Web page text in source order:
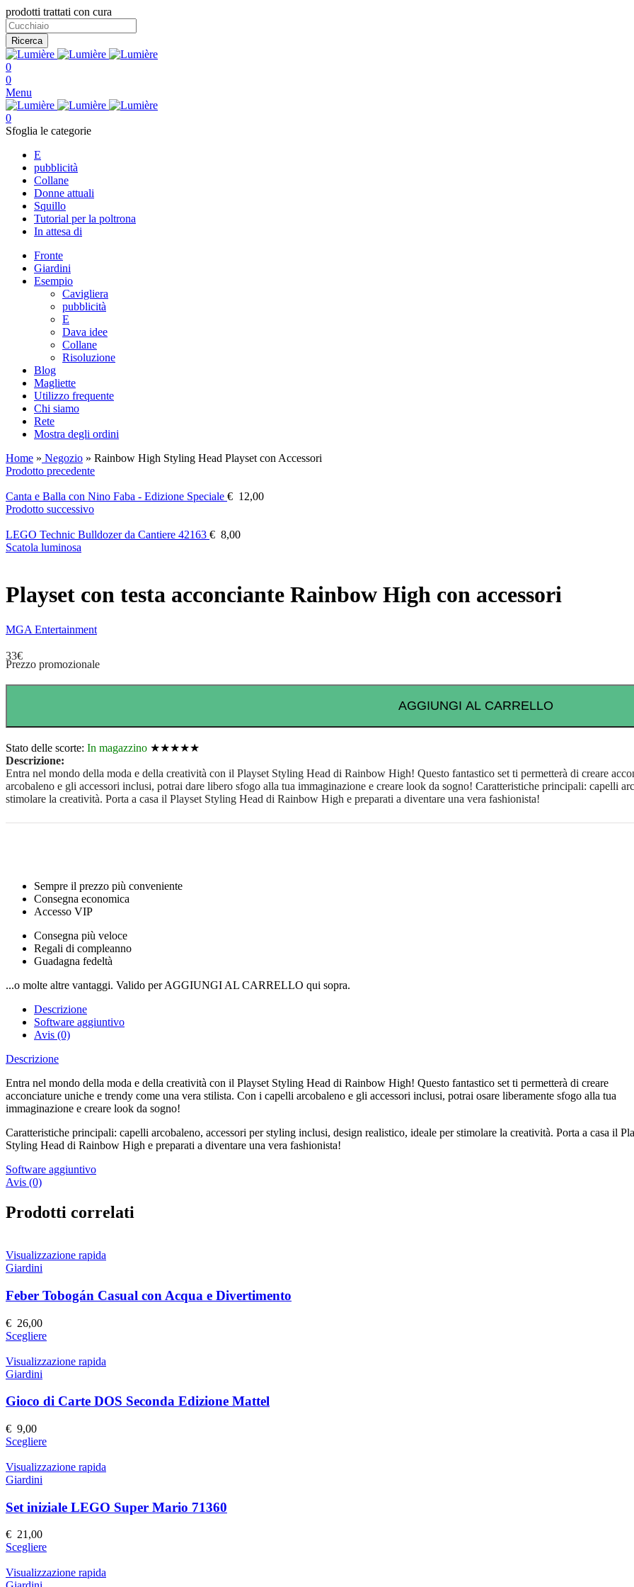
prodotti trattati con cura
Ricerca
0
0
Menu
0
Sfoglia le categorie
E
pubblicità
Collane
Donne attuali
Squillo
Tutorial per la poltrona
In attesa di
Fronte
Giardini
Esempio
Cavigliera
pubblicità
E
Dava idee
Collane
Risoluzione
Blog
Magliette
Utilizzo frequente
Chi siamo
Rete
Mostra degli ordini
Home » Negozio » Rainbow High Styling Head Playset con Accessori
Prodotto precedente
Canta e Balla con Nino Faba - Edizione Speciale € 12,00
Prodotto successivo
LEGO Technic Bulldozer da Cantiere 42163 € 8,00
Scatola luminosa
Playset con testa acconciante Rainbow High con accessori
MGA Entertainment
33€
Prezzo promozionale
AGGIUNGI AL CARRELLO
Stato delle scorte: In magazzino ★★★★★
Descrizione:
Entra nel mondo della moda e della creatività con il Playset Styling Head di Rainbow High! Questo fantastico set ti permetterà di creare
arcobaleno e gli accessori inclusi, potrai dare libero sfogo alla tua immaginazione e creare look da sogno! Caratteristiche principali: capelli
stimolare la creatività. Porta a casa il Playset Styling Head di Rainbow High e preparati a diventare una vera fashionista!
Sempre il prezzo più conveniente
Consegna economica
Accesso VIP
Consegna più veloce
Regali di compleanno
Guadagna fedeltà
...o molte altre vantaggi. Valido per AGGIUNGI AL CARRELLO qui sopra.
Descrizione
Software aggiuntivo
Avis (0)
Descrizione
Entra nel mondo della moda e della creatività con il Playset Styling Head di Rainbow High! Questo fantastico set ti permetterà di creare
acconciature uniche e trendy come una vera stilista. Con i capelli arcobaleno e gli accessori inclusi, potrai osare liberamente sfogo alla tua
immaginazione e creare look da sogno!
Caratteristiche principali: capelli arcobaleno, accessori per styling inclusi, design realistico, ideale per stimolare la creatività. Porta a casa il
Styling Head di Rainbow High e preparati a diventare una vera fashionista!
Software aggiuntivo
Avis (0)
Prodotti correlati
Visualizzazione rapida
Giardini
Feber Tobogán Casual con Acqua e Divertimento
€ 26,00
ScegliereQuesto
ha
Le
scelte
nella
pagina
prodotto
Visualizzazione rapida
Giardini
Gioco di Carte DOS Seconda Edizione Mattel
€ 9,00
ScegliereQuesto
ha
Le
opzioni
scelte
nella
pagina
Visualizzazione rapida
Giardini
Set iniziale LEGO Super Mario 71360
€ 21,00
ScegliereQuesto
ha
Visualizzazione rapida